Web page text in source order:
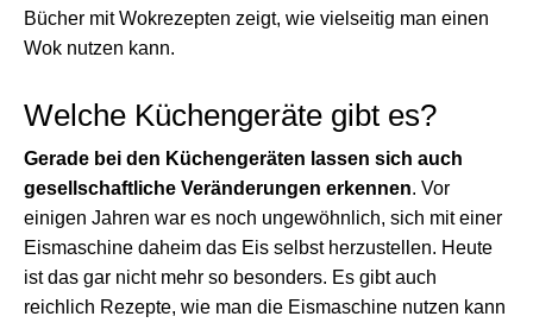
Bücher mit Wokrezepten zeigt, wie vielseitig man einen
Wok nutzen kann.
Welche Küchengeräte gibt es?
Gerade bei den Küchengeräten lassen sich auch
gesellschaftliche Veränderungen erkennen. Vor
einigen Jahren war es noch ungewöhnlich, sich mit einer
Eismaschine daheim das Eis selbst herzustellen. Heute
ist das gar nicht mehr so besonders. Es gibt auch
reichlich Rezepte, wie man die Eismaschine nutzen kann